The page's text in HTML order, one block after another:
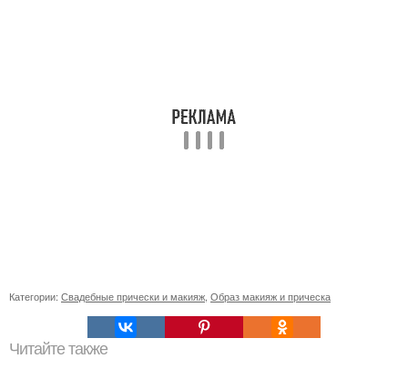
Категории: Свадебные прически и макияж Образ макияж и прическа
Читайте также